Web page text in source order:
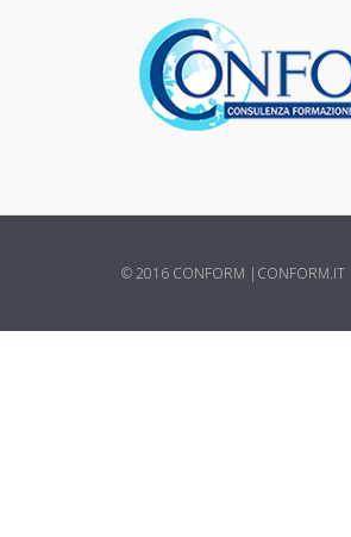
© 2016 CONFORM | CONFORM.IT